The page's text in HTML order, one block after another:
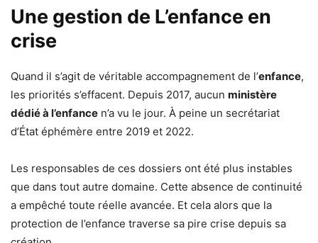
Une gestion de L’enfance en
crise
Quand il s’agit de véritable accompagnement de l’enfance,
les priorités s’effacent. Depuis 2017, aucun ministère
dédié à l’enfance n’a vu le jour. À peine un secrétariat
d’État éphémère entre 2019 et 2022.
Les responsables de ces dossiers ont été plus instables
que dans tout autre domaine. Cette absence de continuité
a empêché toute réelle avancée. Et cela alors que la
protection de l’enfance traverse sa pire crise depuis sa